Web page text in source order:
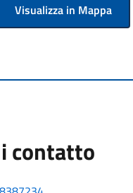
Visualizza in Mappa
contatto